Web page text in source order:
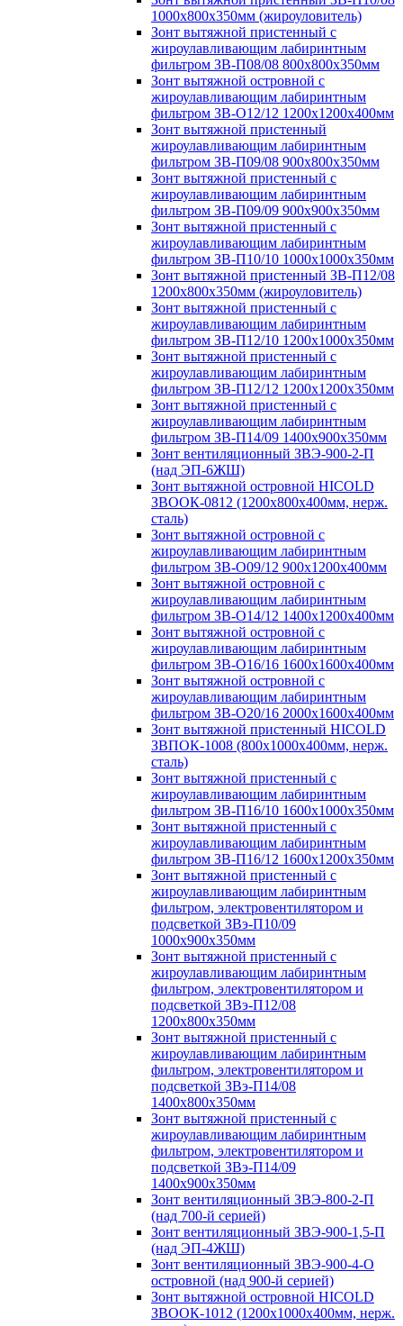
1000х800х350мм (жироуловитель)
Зонт вытяжной пристенный с
жироулавливающим лабиринтным
фильтром ЗВ-П08/08 800х800х350мм
Зонт вытяжной островной с
жироулавливающим лабиринтным
фильтром ЗВ-О12/12 1200х1200х400мм
Зонт вытяжной пристенный
жироулавливающим лабиринтным
фильтром ЗВ-П09/08 900х800х350мм
Зонт вытяжной пристенный с
жироулавливающим лабиринтным
фильтром ЗВ-П09/09 900х900х350мм
Зонт вытяжной пристенный с
жироулавливающим лабиринтным
фильтром ЗВ-П10/10 1000х1000х350мм
Зонт вытяжной пристенный ЗВ-П12/08
1200х800х350мм (жироуловитель)
Зонт вытяжной пристенный с
жироулавливающим лабиринтным
фильтром ЗВ-П12/10 1200х1000х350мм
Зонт вытяжной пристенный с
жироулавливающим лабиринтным
фильтром ЗВ-П12/12 1200х1200х350мм
Зонт вытяжной пристенный с
жироулавливающим лабиринтным
фильтром ЗВ-П14/09 1400х900х350мм
Зонт вентиляционный ЗВЭ-900-2-П
(над ЭП-6ЖШ)
Зонт вытяжной островной HICOLD
ЗВООК-0812 (1200х800x400мм, нерж.
сталь)
Зонт вытяжной островной с
жироулавливающим лабиринтным
фильтром ЗВ-О09/12 900х1200х400мм
Зонт вытяжной островной с
жироулавливающим лабиринтным
фильтром ЗВ-О14/12 1400х1200х400мм
Зонт вытяжной островной с
жироулавливающим лабиринтным
фильтром ЗВ-О16/16 1600х1600х400мм
Зонт вытяжной островной с
жироулавливающим лабиринтным
фильтром ЗВ-О20/16 2000х1600х400мм
Зонт вытяжной пристенный HICOLD
ЗВПОК-1008 (800х1000х400мм, нерж.
сталь)
Зонт вытяжной пристенный с
жироулавливающим лабиринтным
фильтром ЗВ-П16/10 1600х1000х350мм
Зонт вытяжной пристенный с
жироулавливающим лабиринтным
фильтром ЗВ-П16/12 1600х1200х350мм
Зонт вытяжной пристенный с
жироулавливающим лабиринтным
фильтром, электровентилятором и
подсветкой ЗВэ-П10/09
1000х900х350мм
Зонт вытяжной пристенный с
жироулавливающим лабиринтным
фильтром, электровентилятором и
подсветкой ЗВэ-П12/08
1200х800х350мм
Зонт вытяжной пристенный с
жироулавливающим лабиринтным
фильтром, электровентилятором и
подсветкой ЗВэ-П14/08
1400х800х350мм
Зонт вытяжной пристенный с
жироулавливающим лабиринтным
фильтром, электровентилятором и
подсветкой ЗВэ-П14/09
1400х900х350мм
Зонт вентиляционный ЗВЭ-800-2-П
(над 700-й серией)
Зонт вентиляционный ЗВЭ-900-1,5-П
(над ЭП-4ЖШ)
Зонт вентиляционный ЗВЭ-900-4-О
островной (над 900-й серией)
Зонт вытяжной островной HICOLD
ЗВООК-1012 (1200х1000х400мм, нерж.